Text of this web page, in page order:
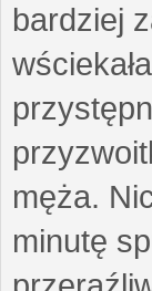
bardziej
męża.
minutę